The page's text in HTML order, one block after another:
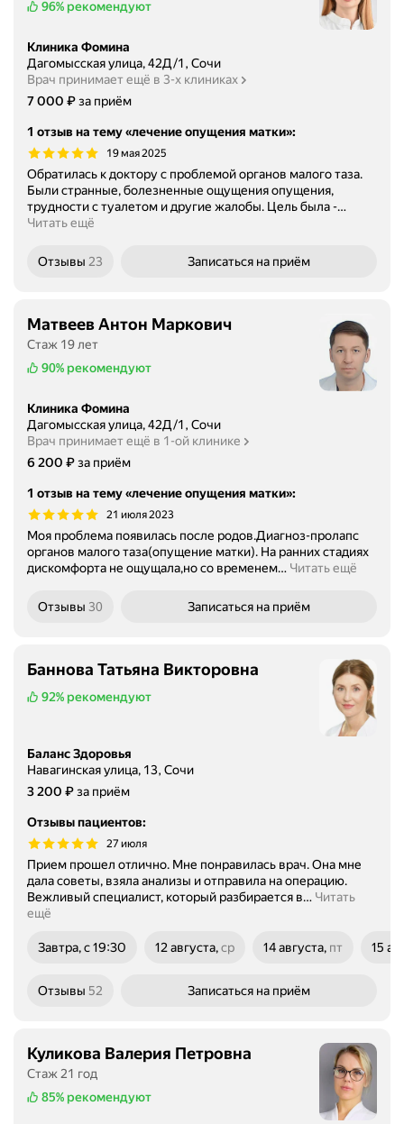
96% рекомендуют
Клиника Фомина
Дагомысская улица, 42Д/1, Сочи
Врач принимает ещё в 3-х клиниках
Цена
7000
7 000 ₽за приём
1 отзыв на тему «лечение опущения матки»:
19 мая 2025
Обратилась к доктору с проблемой органов малого таза.
Были странные, болезненные ощущения опущения,
трудности с туалетом и другие жалобы. Цель была -…
Читать ещё
Отзывы 23 Записаться на приём
Матвеев Антон Маркович
Стаж 19 лет
90% рекомендуют
Клиника Фомина
Дагомысская улица, 42Д/1, Сочи
Врач принимает ещё в 1-ой клинике
Цена
6200
6 200 ₽за приём
1 отзыв на тему «лечение опущения матки»:
21 июля 2023
Моя проблема появилась после родов.Диагноз-пролапс
органов малого таза(опущение матки). На ранних стадиях
дискомфорта не ощущала,но со временем… Читать ещё
Отзывы 30 Записаться на приём
Баннова Татьяна Викторовна
92% рекомендуют
Баланс Здоровья
Навагинская улица, 13, Сочи
Цена
3200
3 200 ₽за приём
Отзывы пациентов:
27 июля
Прием прошел отлично. Мне понравилась врач. Она мне
дала советы, взяла анализы и отправила на операцию.
Вежливый специалист, который разбирается в… Читать
ещё
Завтра, с 19:30 12 августа,ср
14 августа, пт
15
Отзывы 52 Записаться на приём
Куликова Валерия Петровна
Стаж 21 год
85% рекомендуют